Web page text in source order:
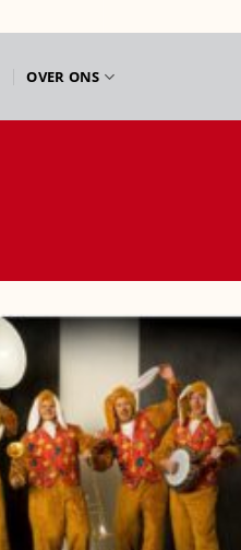
OVER ONS